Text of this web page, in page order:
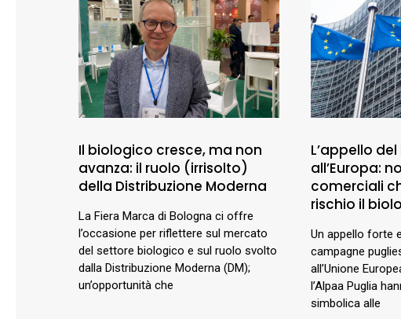
Il biologico cresce, ma non
avanza: il ruolo (irrisolto)
della Distribuzione Moderna
La Fiera Marca di Bologna ci offre
l’occasione per riflettere sul mercato
del settore biologico e sul ruolo svolto
dalla Distribuzione Moderna (DM);
un’opportunità che
L’appello
all’Europa:
comerciali
rischio il
Un appello forte
campagne
all’Unione
l’Alpaa Puglia
simbolica alle